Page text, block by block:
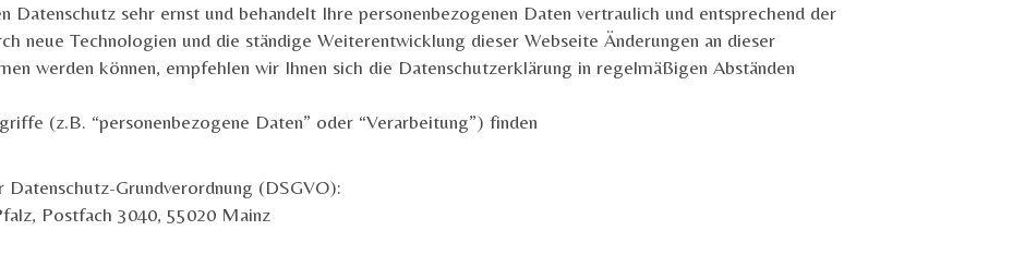
Datenschutz sehr ernst und behandelt Ihre personenbezogenen Daten vertraulich und entsprechend der
neue Technologien und die ständige Weiterentwicklung dieser Webseite Änderungen an dieser
werden können, empfehlen wir Ihnen sich die Datenschutzerklärung in regelmäßigen Abständen
(z.B. “personenbezogene Daten” oder “Verarbeitung”) finden
Grundverordnung (DSGVO):
Postfach 3040, 55020 Mainz